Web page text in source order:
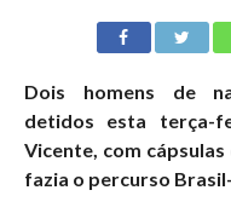
Dois homens de
detidos esta terça-
Vicente, com
fazia o percurso